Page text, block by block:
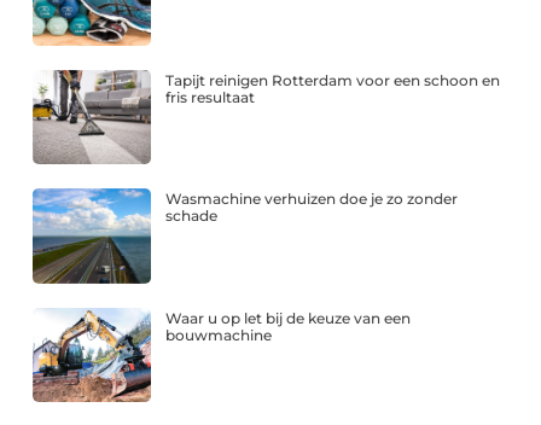
Tapijt reinigen Rotterdam voor een schoon en
fris resultaat
Wasmachine verhuizen doe je zo zonder
schade
Waar u op let bij de keuze van een
bouwmachine